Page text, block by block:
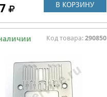
В КОРЗИНУ
Код товара: 290850